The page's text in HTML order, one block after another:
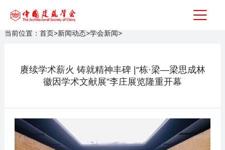
当前位置： 首页>新闻动态>学会新闻>
赓续学术薪火 铸就精神丰碑 |“栋·梁—梁思成林
徽因学术文献展”李庄展览隆重开幕